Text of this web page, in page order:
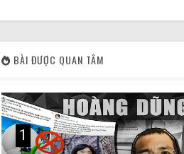
BÀI ĐƯỢC QUAN TÂM
1